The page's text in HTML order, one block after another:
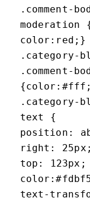
.comment-
moderation
color:red;}
.category-
.comment-
.category-
text {
position:
right: 25px;
top: 123px;
text-